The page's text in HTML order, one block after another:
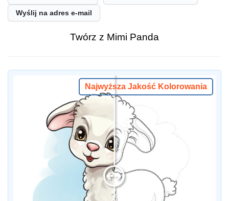
Wyślij na adres e-mail
Twórz z Mimi Panda
Najwyższa Jakość Kolorowania